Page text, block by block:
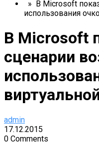
» В Microsoft
использования
В Microsoft
сценарии
admin
17.12.2015
0 Comments